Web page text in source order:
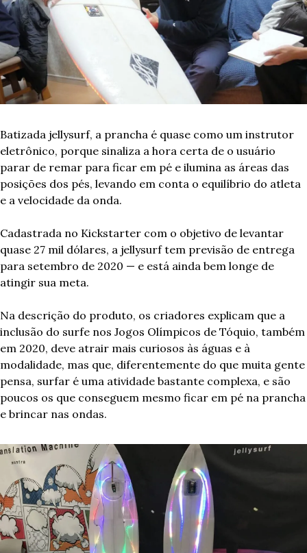
Batizada jellysurf, a prancha é quase como um instrutor
eletrônico, porque sinaliza a hora certa de o usuário
parar de remar para ficar em pé e ilumina as áreas das
posições dos pés, levando em conta o equilíbrio do atleta
e a velocidade da onda.
Cadastrada no Kickstarter com o objetivo de levantar
quase 27 mil dólares, a jellysurf tem previsão de entrega
para setembro de 2020 — e está ainda bem longe de
atingir sua meta.
Na descrição do produto, os criadores explicam que a
inclusão do surfe nos Jogos Olímpicos de Tóquio, também
em 2020, deve atrair mais curiosos às águas e à
modalidade, mas que, diferentemente do que muita gente
pensa, surfar é uma atividade bastante complexa, e são
poucos os que conseguem mesmo ficar em pé na prancha
e brincar nas ondas.